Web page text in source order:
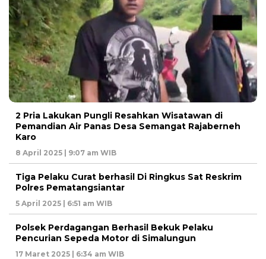
2 Pria Lakukan Pungli Resahkan Wisatawan di
Pemandian Air Panas Desa Semangat Rajaberneh
Karo
8 April 2025 | 9:07 am WIB
Tiga Pelaku Curat berhasil Di Ringkus Sat Reskrim
Polres Pematangsiantar
5 April 2025 | 6:51 am WIB
Polsek Perdagangan Berhasil Bekuk Pelaku
Pencurian Sepeda Motor di Simalungun
17 Maret 2025 | 6:34 am WIB